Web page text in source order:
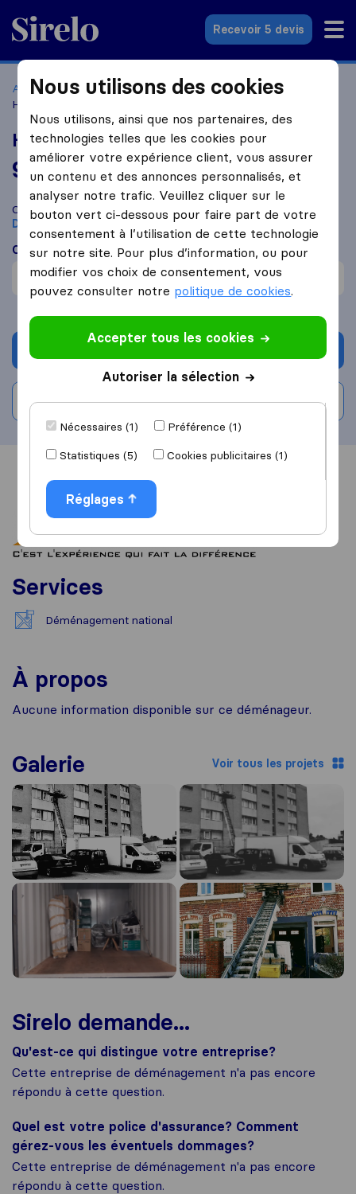
Sirelo.fr
Recevoir 5 devis
Accueil Déménageurs France
Déménageurs Dunkerque
HF - Services
HF - Services
9,8 basé sur 35
avis Sirelo et Google
i
Comparez HF - Services avec d'autresdéménageursà
Dunkerque
Ce que disent les clients
Au soin avec les biens (1)
Demander un devis
Rédiger un avis
Vue d'ensemble
Services
Déménagement national
À propos
Aucune information disponible sur ce déménageur.
Galerie Voir tous les projets
Sirelo demande...
Qu'est-ce qui distingue votre entreprise?
Cette entreprise de déménagement n'a pas encore
répondu à cette question.
Quel est votre police d'assurance? Comment
gérez-vous les éventuels dommages?
Cette entreprise de déménagement n'a pas encore
répondu à cette question.
Nous utilisons des cookies
Nous utilisons, ainsi que nos partenaires, des
technologies telles que les cookies pour
améliorer votre expérience client, vous assurer
un contenu et des annonces personnalisés, et
analyser notre trafic. Veuillez cliquer sur le
bouton vert ci-dessous pour faire part de votre
consentement à l’utilisation de cette technologie
sur notre site. Pour plus d’information, ou pour
modifier vos choix de consentement, vous
pouvez consulter notre politique de cookies.
Accepter tous les cookies
Autoriser la sélection
Nécessaires (1)
Préférence (1)
Statistiques (5)
Cookies publicitaires (1)
Réglages